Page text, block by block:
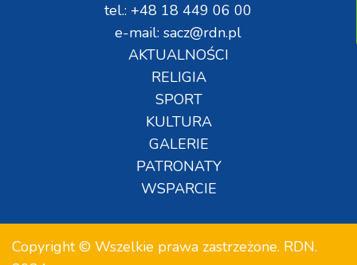
tel.: +48 18 449 06 00
e-mail: sacz@rdn.pl
AKTUALNOŚCI
RELIGIA
SPORT
KULTURA
GALERIE
PATRONATY
WSPARCIE
Copyright © Wszelkie prawa zastrzeżone. RDN.